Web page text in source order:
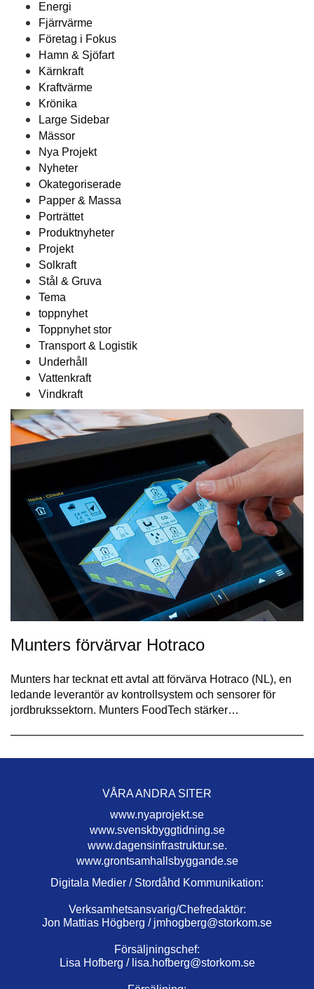
Energi
Fjärrvärme
Företag i Fokus
Hamn & Sjöfart
Kärnkraft
Kraftvärme
Krönika
Large Sidebar
Mässor
Nya Projekt
Nyheter
Okategoriserade
Papper & Massa
Porträttet
Produktnyheter
Projekt
Solkraft
Stål & Gruva
Tema
toppnyhet
Toppnyhet stor
Transport & Logistik
Underhåll
Vattenkraft
Vindkraft
Munters förvärvar Hotraco
Munters har tecknat ett avtal att förvärva Hotraco (NL), en
ledande leverantör av kontrollsystem och sensorer för
jordbrukssektorn. Munters FoodTech stärker…
VÅRA ANDRA SITER
www.nyaprojekt.se
www.svenskbyggtidning.se
www.dagensinfrastruktur.se.
www.grontsamhallsbyggande.se
Digitala Medier / Stordåhd Kommunikation:
Verksamhetsansvarig/Chefredaktör:
Jon Mattias Högberg / jmhogberg@storkom.se
Försäljningschef:
Lisa Hofberg / lisa.hofberg@storkom.se